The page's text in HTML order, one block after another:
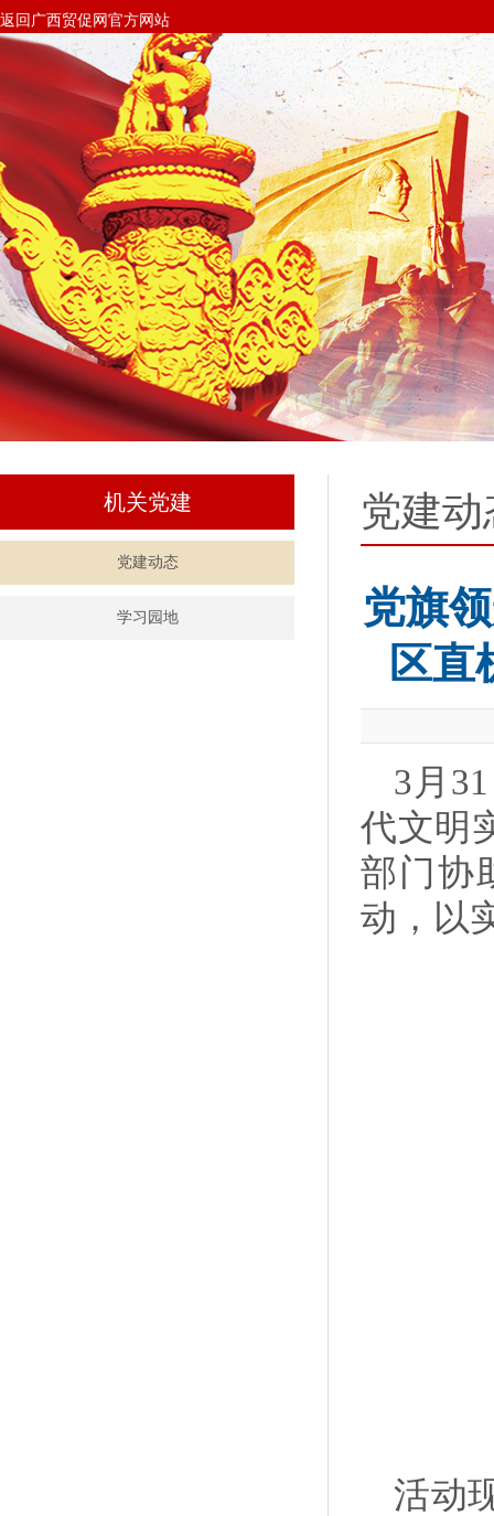
返回广西贸促网官方网站
机关党建
党建动态
学习园地
党建动
党旗
区直
3月
代文明
部门协
动，以
活动